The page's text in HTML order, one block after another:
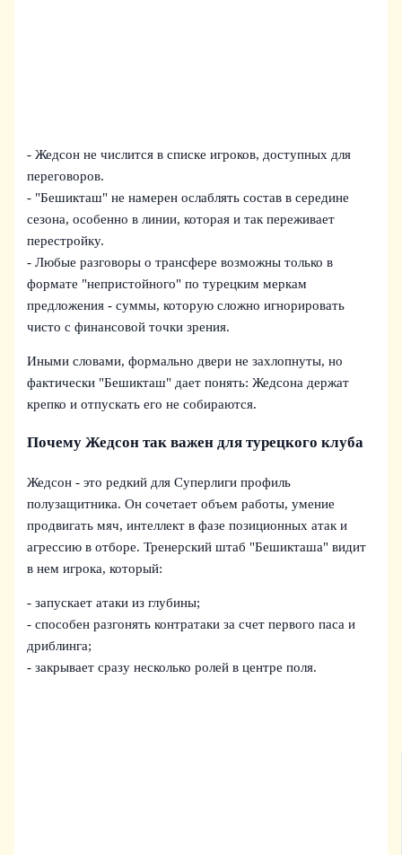
- Жедсон не числится в списке игроков, доступных для
переговоров.
- "Бешикташ" не намерен ослаблять состав в середине
сезона, особенно в линии, которая и так переживает
перестройку.
- Любые разговоры о трансфере возможны только в
формате "непристойного" по турецким меркам
предложения - суммы, которую сложно игнорировать
чисто с финансовой точки зрения.
Иными словами, формально двери не захлопнуты, но
фактически "Бешикташ" дает понять: Жедсона держат
крепко и отпускать его не собираются.
Почему Жедсон так важен для турецкого клуба
Жедсон - это редкий для Суперлиги профиль
полузащитника. Он сочетает объем работы, умение
продвигать мяч, интеллект в фазе позиционных атак и
агрессию в отборе. Тренерский штаб "Бешикташа" видит
в нем игрока, который:
- запускает атаки из глубины;
- способен разгонять контратаки за счет первого паса и
дриблинга;
- закрывает сразу несколько ролей в центре поля.